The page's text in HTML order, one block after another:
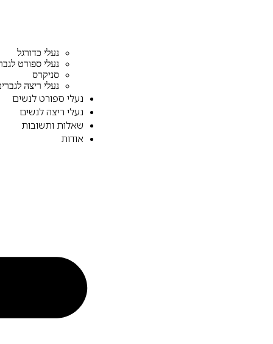
נעלי כדורגל
נעלי ספורט
סניקרס
נעלי ריצה
נעלי ספורט לנשים
נעלי ריצה לנשים
שאלות ותשובות
אודות